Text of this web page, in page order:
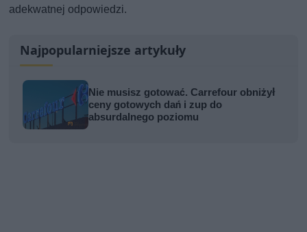
adekwatnej odpowiedzi.
Najpopularniejsze artykuły
Nie musisz gotować. Carrefour obniżył
ceny gotowych dań i zup do
absurdalnego poziomu